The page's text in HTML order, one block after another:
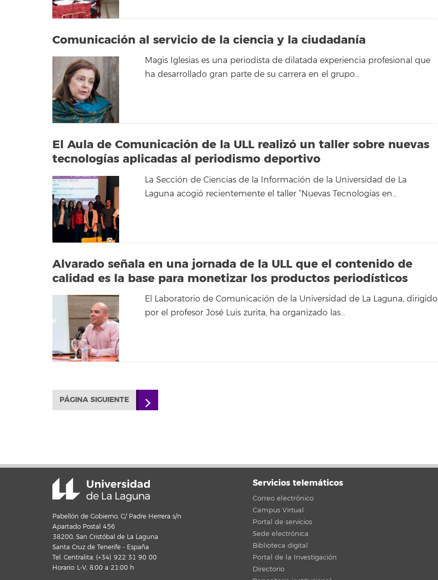
Comunicación al servicio de la ciencia y la ciudadanía
Magis Iglesias es una periodista de dilatada experiencia profesional que
ha desarrollado gran parte de su carrera en el grupo…
El Aula de Comunicación de la ULL realizó un taller sobre nuevas
tecnologías aplicadas al periodismo deportivo
La Sección de Ciencias de la Información de la Universidad de La
Laguna acogió recientemente el taller “Nuevas Tecnologías en…
Alvarado señala en una jornada de la ULL que el contenido de
calidad es la base para monetizar los productos periodísticos
El Laboratorio de Comunicación de la Universidad de La Laguna, dirigido
por el profesor José Luis zurita, ha organizado las…
PÁGINA SIGUIENTE
Pabellón de Gobierno, C/ Padre Herrera s/n
Apartado Postal 456
38200, San Cristóbal de La Laguna
Santa Cruz de Tenerife - España
Tel. Centralita: (+34) 922 31 90 00
Horario: L-V, 8:00 a 21:00 h
Servicios telemáticos
Correo electrónico
Campus Virtual
Portal de servicios
Sede electrónica
Biblioteca digital
Portal de la Investigación
Directorio